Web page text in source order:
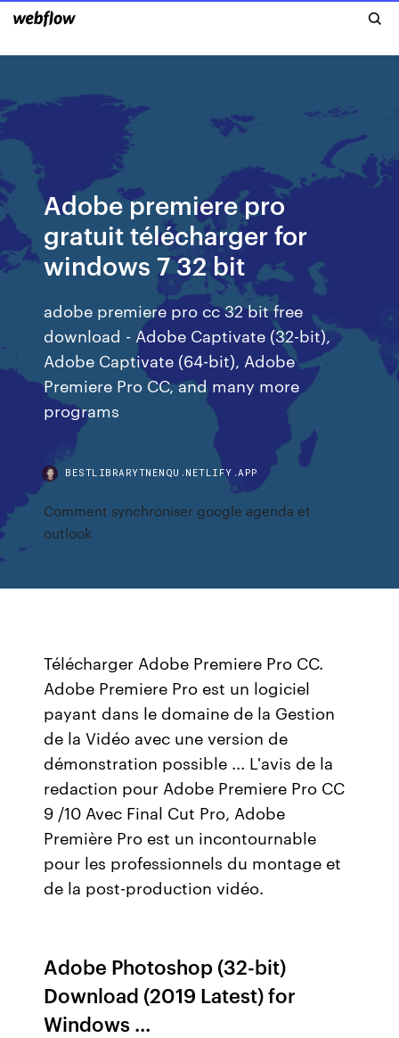
Adobe premiere pro
gratuit télécharger for
windows 7 32 bit
adobe premiere pro cc 32 bit free
download - Adobe Captivate (32-bit),
Adobe Captivate (64-bit), Adobe
Premiere Pro CC, and many more
programs
BESTLIBRARYTNENQU.NETLIFY.APP
Comment synchroniser google agenda et
outlook
Télécharger Adobe Premiere Pro CC.
Adobe Premiere Pro est un logiciel
payant dans le domaine de la Gestion
de la Vidéo avec une version de
démonstration possible ... L'avis de la
redaction pour Adobe Premiere Pro CC
9 /10 Avec Final Cut Pro, Adobe
Première Pro est un incontournable
pour les professionnels du montage et
de la post-production vidéo.
Adobe Photoshop (32-bit)
Download (2019 Latest) for
Windows ...